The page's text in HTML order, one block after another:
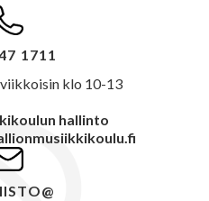
1711
klo 10-13
hallinto